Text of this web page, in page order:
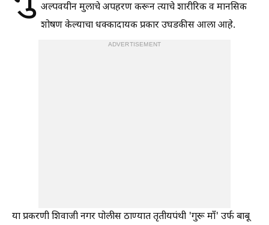
अल्पवयीन मुलाचे अपहरण करून त्याचे शारीरिक व मानसिक
शोषण केल्याचा धक्कादायक प्रकार उघडकीस आला आहे.
ADVERTISEMENT
या प्रकरणी शिवाजी नगर पोलीस ठाण्यात तृतीयपंथी 'गुरू माँ' उर्फ बाबू